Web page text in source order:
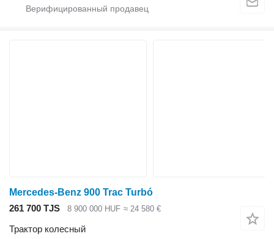
Mercedes-Benz 900 Trac Turbó
261 700 TJS
8 900 000 HUF ≈ 24 580 €
Трактор колесный